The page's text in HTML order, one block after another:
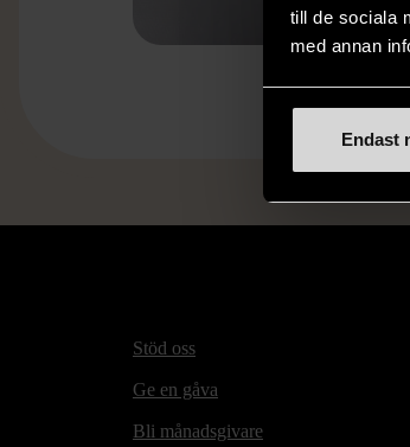
till de sociala
med annan
Endast
Stöd oss
Ge en gåva
Bli månadsgivare